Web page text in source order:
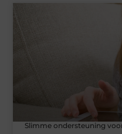
Slimme ondersteuning